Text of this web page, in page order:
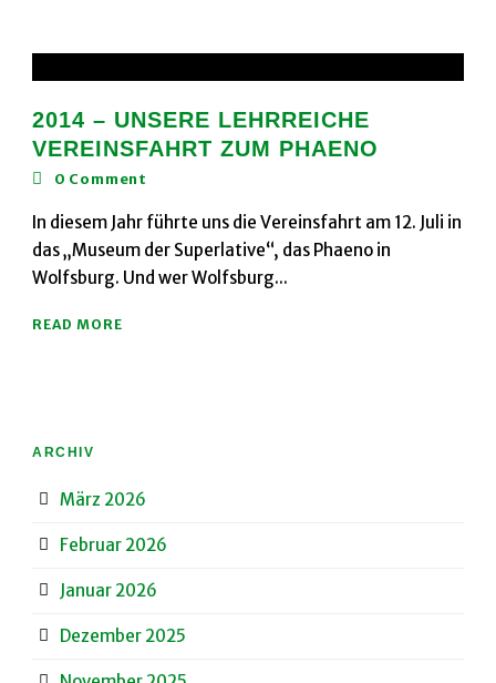
2014 – UNSERE LEHRREICHE
VEREINSFAHRT ZUM PHAENO
0 Comment
In diesem Jahr führte uns die Vereinsfahrt am 12. Juli in
das „Museum der Superlative“, das Phaeno in
Wolfsburg. Und wer Wolfsburg...
READ MORE
ARCHIV
März 2026
Februar 2026
Januar 2026
Dezember 2025